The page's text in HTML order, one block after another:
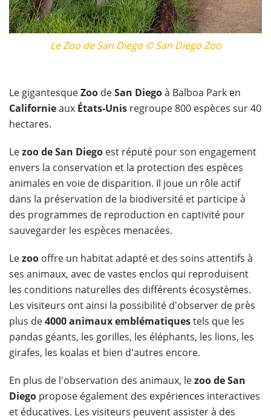
Le Zoo de San Diego © San Diego Zoo
Le gigantesqueZoo deSan Diegoà Balboa Park en
Californieaux États-Unis regroupe 800 espèces sur 40
hectares.
Lezoo de San Diego est réputé pour son engagement
envers la conservation et la protection des espèces
animales en voie de disparition. Il joue un rôle actif
dans la préservation de la biodiversité et participe à
des programmes de reproduction en captivité pour
sauvegarder les espèces menacées.
Lezoo offre un habitat adapté et des soins attentifs à
ses animaux, avec de vastes enclos qui reproduisent
les conditions naturelles des différents écosystèmes.
Les visiteurs ont ainsi la possibilité d'observer de près
plus de4000 animaux emblématiquestels que les
pandas géants, les gorilles, les éléphants, les lions, les
girafes, les koalas et bien d'autres encore.
En plus de l'observation des animaux, lezoo de San
Diego propose également des expériences interactives
et éducatives. Les visiteurs peuvent assister à des